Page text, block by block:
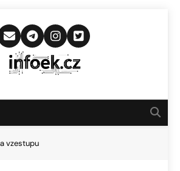
Infoek.cz
Novinkám
vzestupu